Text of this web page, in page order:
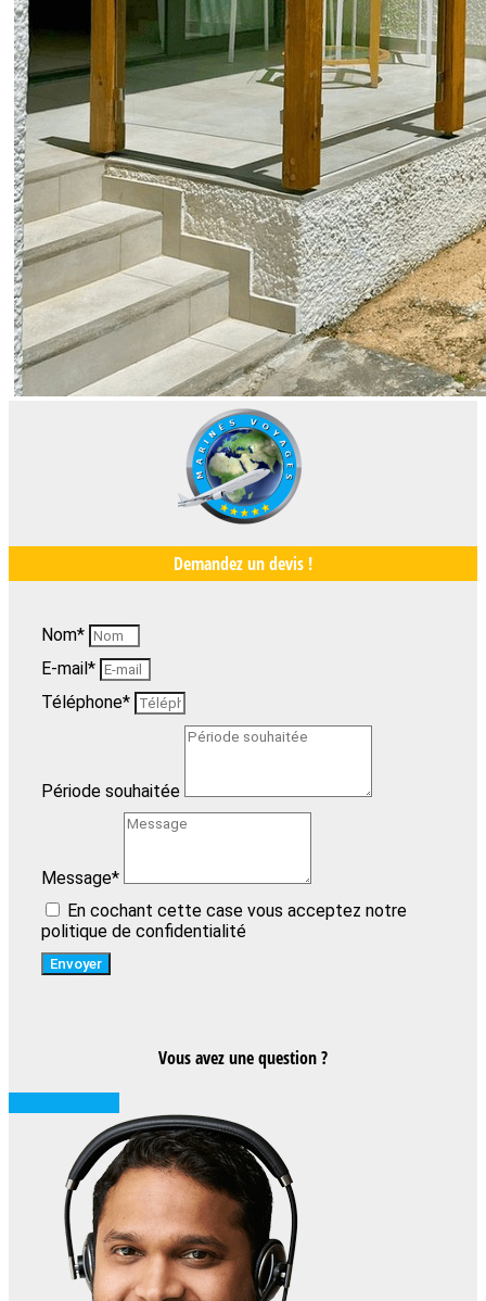
Demandez un devis !
Nom*
E-mail*
Téléphone*
Période souhaitée
Message*
En cochant cette case vous acceptez notre
politique de confidentialité
Envoyer
Vous avez une question ?